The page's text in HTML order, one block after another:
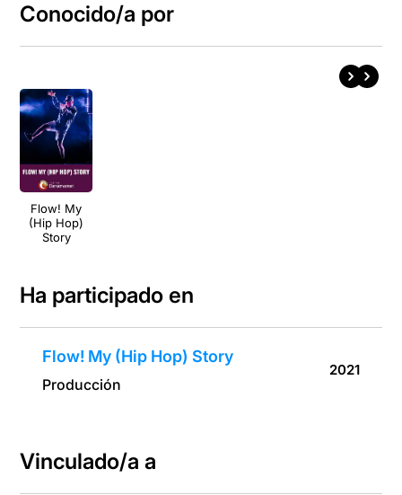
Conocido/a por
Flow! My
(Hip Hop)
Story
Ha participado en
Flow! My (Hip Hop) Story
Producción
2021
Vinculado/a a